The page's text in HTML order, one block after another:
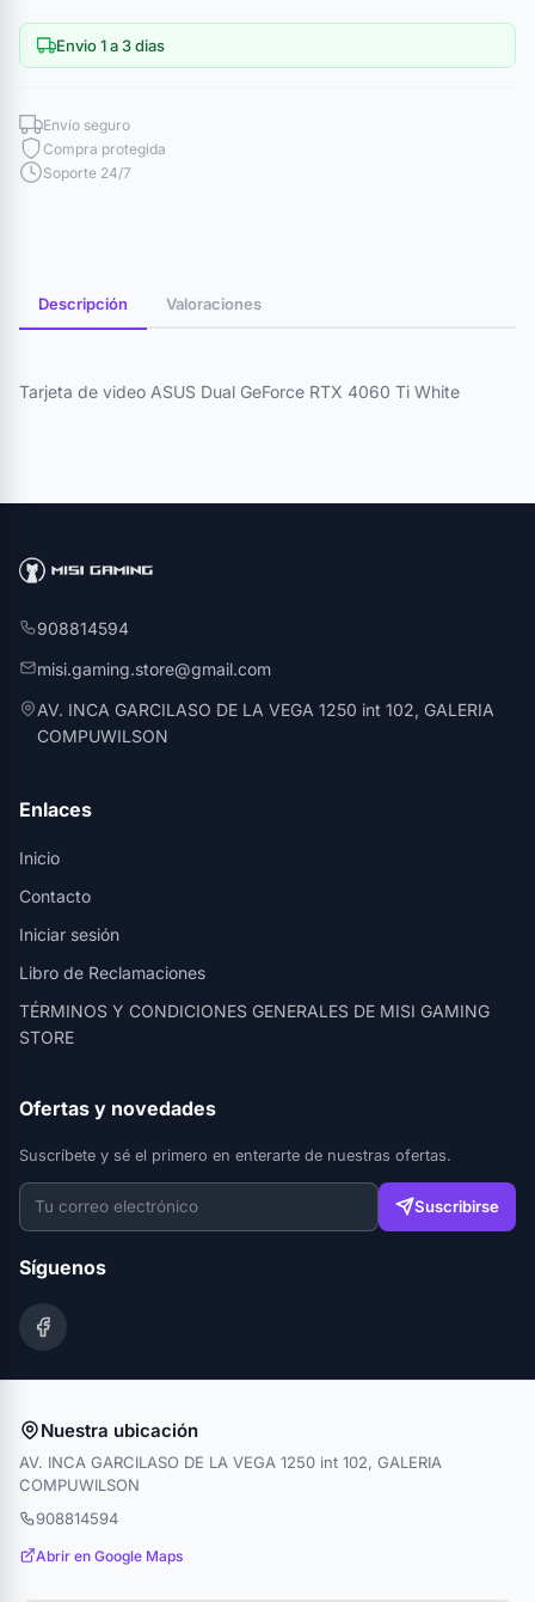
Envio 1 a 3 dias
Envío seguro
Compra protegida
Soporte 24/7
Descripción Valoraciones
Tarjeta de video ASUS Dual GeForce RTX 4060 Ti White
908814594
misi.gaming.store@gmail.com
AV. INCA GARCILASO DE LA VEGA 1250 int 102, GALERIA
COMPUWILSON
Enlaces
Inicio
Contacto
Iniciar sesión
Libro de Reclamaciones
TÉRMINOS Y CONDICIONES GENERALES DE MISI GAMING
STORE
Ofertas y novedades
Suscríbete y sé el primero en enterarte de nuestras ofertas.
Suscribirse
Síguenos
Nuestra ubicación
AV. INCA GARCILASO DE LA VEGA 1250 int 102, GALERIA
COMPUWILSON
908814594
Abrir en Google Maps